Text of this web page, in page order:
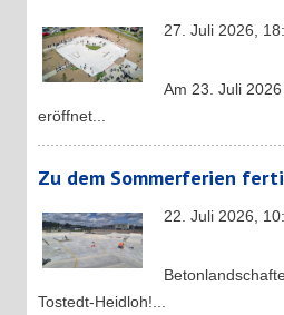
27. Juli 2026,
Am 23. Juli
eröffnet...
Zu dem Sommerferien
22. Juli 2026,
Tostedt-Heidloh!...